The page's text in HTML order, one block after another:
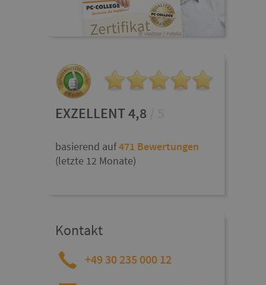
EXZELLENT 4,8
basierend auf471 Bewertungen
(letzte 12 Monate)
Kontakt
+49 30 235 000 12